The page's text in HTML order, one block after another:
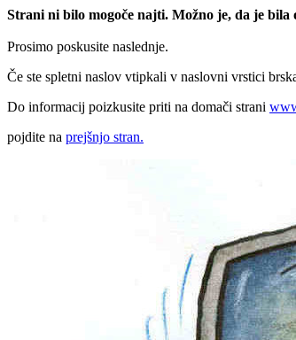
Strani ni bilo mogoče najti. Možno je, da je
Prosimo poskusite naslednje.
Če ste spletni naslov vtipkali v naslovni vrstici
Do informacij poizkusite priti na domači strani
pojdite na prejšnjo stran.